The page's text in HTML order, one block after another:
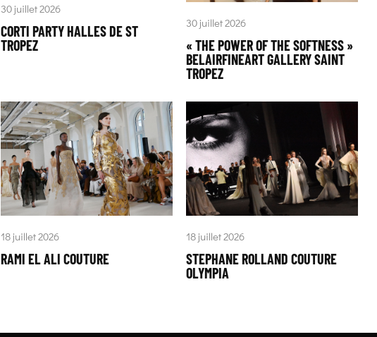
30 juillet 2026
CORTI PARTY HALLES DE ST
TROPEZ
30 juillet 2026
« THE POWER OF THE SOFTNESS »
BELAIRFINEART GALLERY SAINT
TROPEZ
18 juillet 2026
RAMI EL ALI COUTURE
18 juillet 2026
STEPHANE ROLLAND COUTURE
OLYMPIA